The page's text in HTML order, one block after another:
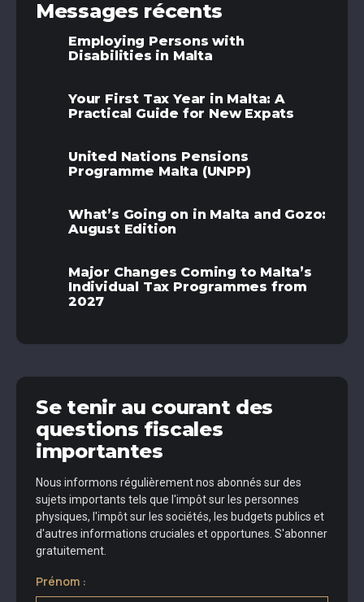
Messages récents
Employing Persons with
Disabilities in Malta
Your First Tax Year in Malta: A
Practical Guide for New Expats
United Nations Pensions
Programme Malta (UNPP)
What’s Going on in Malta and Gozo:
August Edition
Major Changes Coming to Malta’s
Individual Tax Programmes from
2027
Se tenir au courant des
questions fiscales
importantes
Nous informons régulièrement nos abonnés sur des
sujets importants tels que l'impôt sur les personnes
physiques, l'impôt sur les sociétés, les budgets publics et
d'autres informations cruciales et opportunes. S'abonner
gratuitement.
Prénom :